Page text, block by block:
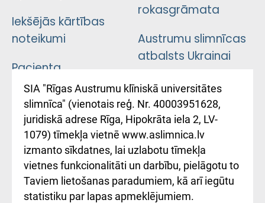
Iekšējās kārtības
noteikumi
Pacienta
atsauksmju/sūdzību
iesniegšanas
kārtība
Kā pie mums nokļūt
Rēķinu apmaksas
ceļvedis
rokasgrāmata
Austrumu slimnīcas
atbalsts Ukrainai
Підтримка Східної
лікарні та співпраця з
Україною
SIA "Rīgas Austrumu klīniskā universitātes
slimnīca" (vienotais reģ. Nr. 40003951628,
juridiskā adrese Rīga, Hipokrāta iela 2, LV-
1079) tīmekļa vietnē www.aslimnica.lv
izmanto sīkdatnes, lai uzlabotu tīmekļa
vietnes funkcionalitāti un darbību, pielāgotu to
Taviem lietošanas paradumiem, kā arī iegūtu
statistiku par lapas apmeklējumiem.